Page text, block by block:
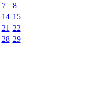
7
8
14 15
21 22
28 29